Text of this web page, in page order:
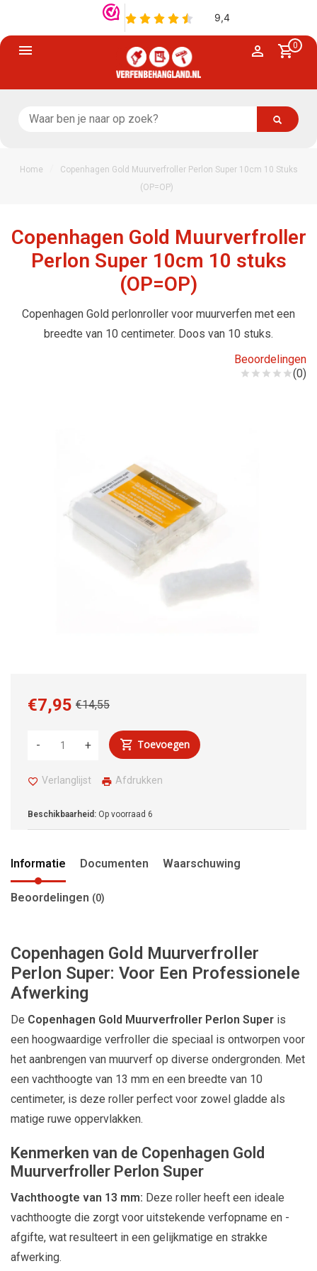
0
Home
Copenhagen Gold Muurverfroller Perlon Super 10cm 10 Stuks
(OP=OP)
Copenhagen Gold Muurverfroller
Perlon Super 10cm 10 stuks
(OP=OP)
Copenhagen Gold perlonroller voor muurverfen met een
breedte van 10 centimeter. Doos van 10 stuks.
Beoordelingen
(0)
€14,55
€7,95
+
- Toevoegen
Verlanglijst Afdrukken
Beschikbaarheid: Op voorraad 6
Informatie Documenten Waarschuwing
Beoordelingen (0)
Copenhagen Gold Muurverfroller
Perlon Super: Voor Een Professionele
Afwerking
De Copenhagen Gold Muurverfroller Perlon Super is
een hoogwaardige verfroller die speciaal is ontworpen voor
het aanbrengen van muurverf op diverse ondergronden. Met
een vachthoogte van 13 mm en een breedte van 10
centimeter, is deze roller perfect voor zowel gladde als
matige ruwe oppervlakken.
Kenmerken van de Copenhagen Gold
Muurverfroller Perlon Super
Vachthoogte van 13 mm: Deze roller heeft een ideale
vachthoogte die zorgt voor uitstekende verfopname en -
afgifte, wat resulteert in een gelijkmatige en strakke
afwerking.